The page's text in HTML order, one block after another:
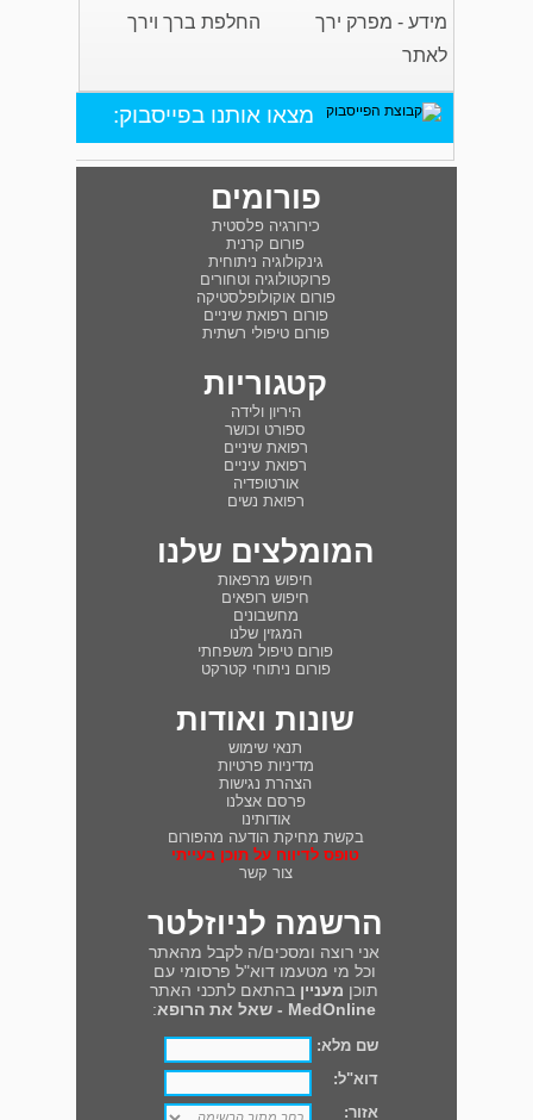
מידע - מפרק ירך
החלפת ברך וירך
לאתר
מצאו אותנו בפייסבוק:
פורומים
כירורגיה פלסטית
פורום קרנית
גינקולוגיה ניתוחית
פרוקטולוגיה וטחורים
פורום אוקולופלסטיקה
פורום רפואת שיניים
פורום טיפולי רשתית
קטגוריות
היריון ולידה
ספורט וכושר
רפואת שיניים
רפואת עיניים
אורטופדיה
רפואת נשים
המומלצים שלנו
חיפוש מרפאות
חיפוש רופאים
מחשבונים
המגזין שלנו
פורום טיפול משפחתי
פורום ניתוחי קטרקט
שונות ואודות
תנאי שימוש
מדיניות פרטיות
הצהרת נגישות
פרסם אצלנו
אודותינו
בקשת מחיקת הודעה מהפורום
טופס לדיווח על תוכן בעייתי
צור קשר
הרשמה לניוזלטר
אני רוצה ומסכים/ה לקבל מהאתר
וכל מי מטעמו דוא"ל פרסומי עם
תוכן מעניין בהתאם לתכני האתר
MedOnline - שאל את הרופא
:
שם מלא:
דוא"ל:
אזור: